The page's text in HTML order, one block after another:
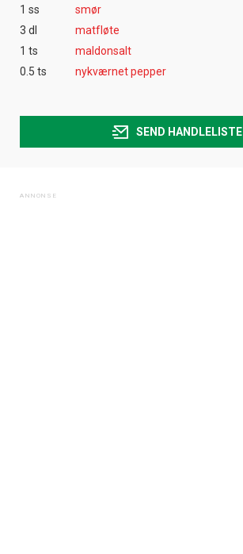
1 ss
smør
3 dl
matfløte
1 ts
maldonsalt
0.5 ts
nykværnet pepper
SEND HANDLELISTE